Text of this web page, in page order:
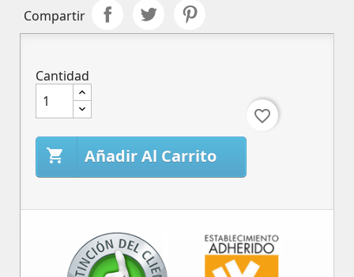
Compartir
Cantidad
 Añadir Al Carrito
favorite_border